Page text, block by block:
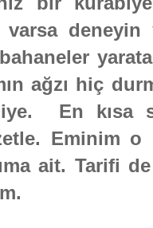
varsa
ağzı hiç
En kısa
Eminim o
ait. Tarifi